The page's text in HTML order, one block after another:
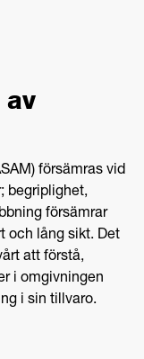
av
försämras vid
begriplighet,
försämrar
och lång sikt. Det
att förstå,
i omgivningen
i sin tillvaro.